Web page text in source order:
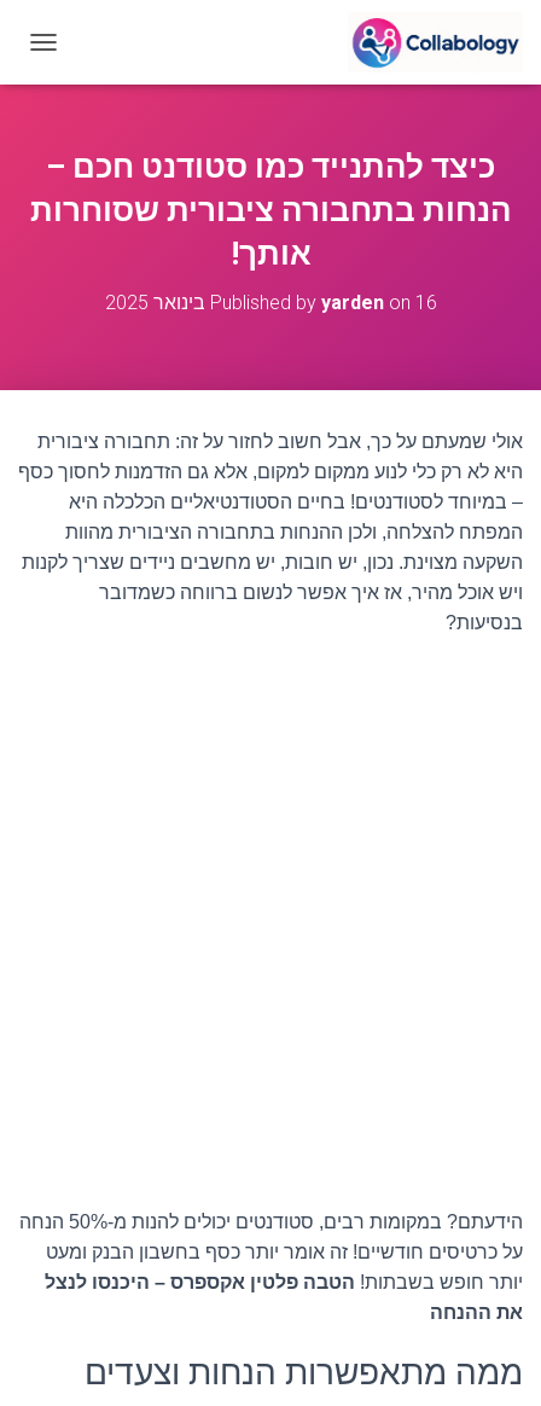
O
N
A
כיצד להתנייד כמו סטודנט חכם –
הנחות בתחבורה ציבורית שסוחרות
אותך!
Published by yardenon 16 בינואר 2025
אולי שמעתם על כך, אבל חשוב לחזור על זה: תחבורה ציבורית
היא לא רק כלי לנוע ממקום למקום, אלא גם הזדמנות לחסוך כסף
– במיוחד לסטודנטים! בחיים הסטודנטיאליים הכלכלה היא
המפתח להצלחה, ולכן ההנחות בתחבורה הציבורית מהוות
השקעה מצוינת. נכון, יש חובות, יש מחשבים ניידים שצריך לקנות
ויש אוכל מהיר, אז איך אפשר לנשום ברווחה כשמדובר
בנסיעות?
הידעתם? במקומות רבים, סטודנטים יכולים להנות מ-50% הנחה
על כרטיסים חודשיים! זה אומר יותר כסף בחשבון הבנק ומעט
יותר חופש בשבתות! הטבה פלטין אקספרס – היכנסו לנצל
את ההנחה
ממה מתאפשרות הנחות וצעדים